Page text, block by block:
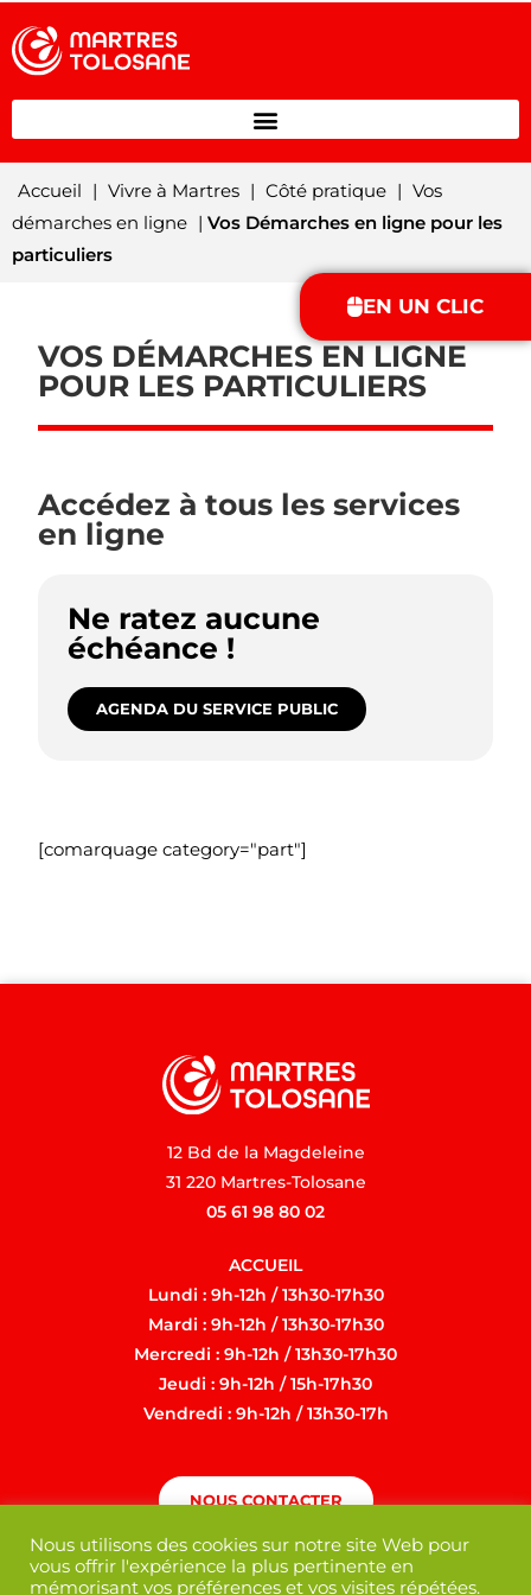
EN UN CLIC
Accueil | Vivre à Martres | Côté pratique | Vos
démarches en ligne | Vos Démarches en ligne pour les
particuliers
VOS DÉMARCHES EN LIGNE
POUR LES PARTICULIERS
Accédez à tous les services
en ligne
Ne ratez aucune
échéance !
AGENDA DU SERVICE PUBLIC
[comarquage category="part"]
12 Bd de la Magdeleine
31 220 Martres-Tolosane
05 61 98 80 02
ACCUEIL
Lundi : 9h-12h / 13h30-17h30
Mardi : 9h-12h / 13h30-17h30
Mercredi : 9h-12h / 13h30-17h30
Jeudi : 9h-12h / 15h-17h30
Vendredi : 9h-12h / 13h30-17h
NOUS CONTACTER
Nous utilisons des cookies sur notre site Web pour
vous offrir l'expérience la plus pertinente en
mémorisant vos préférences et vos visites répétées.